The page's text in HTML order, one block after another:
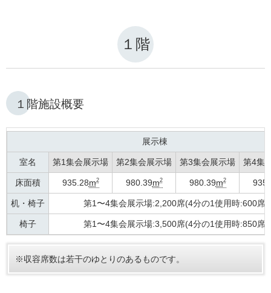
１階
１階施設概要
展示棟
室名 第1集会展示場 第2集会展示場 第3集会展示場 第4集
床面積 935.28m2 980.39m2 980.39m2
机・椅子 第1〜4集会展示場:2,200席(4分の1使用時:600席)
椅子 第1〜4集会展示場:3,500席(4分の1使用時:850席)
※収容席数は若干のゆとりのあるものです。